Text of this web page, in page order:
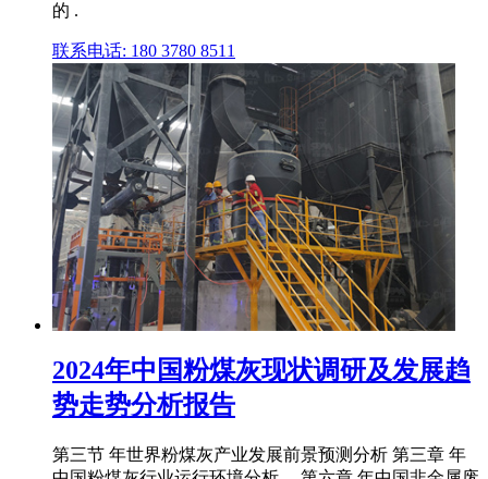
的 .
联系电话: 180 3780 8511
2024年中国粉煤灰现状调研及发展趋
势走势分析报告
第三节 年世界粉煤灰产业发展前景预测分析 第三章 年